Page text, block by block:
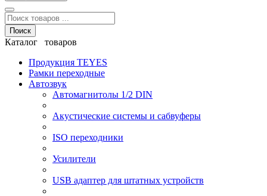
Поиск
Каталог товаров
Продукция TEYES
Рамки переходные
Автозвук
Автомагнитолы 1/2 DIN
Акустические системы и сабвуферы
ISO переходники
Усилители
USB адаптер для штатных устройств